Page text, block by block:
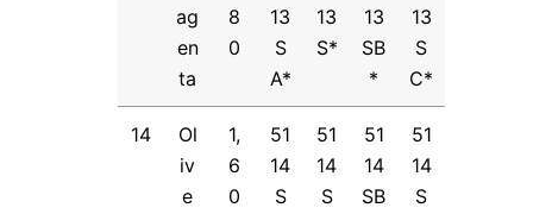
ag
en
ta
8
0
13
S
A*
13
S*
13
SB
*
13
S
C*
14
Ol
iv
e
1,
6
0
51
14
S
51
14
S
51
14
SB
51
14
S